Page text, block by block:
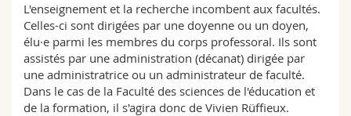
L'enseignement et la recherche incombent aux facultés.
Celles-ci sont dirigées par une doyenne ou un doyen,
élu·e parmi les membres du corps professoral. Ils sont
assistés par une administration (décanat) dirigée par
une administratrice ou un administrateur de faculté.
Dans le cas de la Faculté des sciences de l'éducation et
de la formation, il s'agira donc de Vivien Rüffieux.